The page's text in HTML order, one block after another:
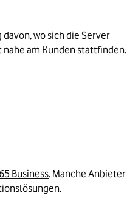
wo sich die Server
am Kunden stattfinden.
Business. Manche Anbieter